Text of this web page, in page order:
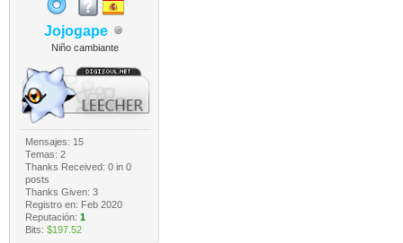
Jojogape
Niño cambiante
Mensajes: 15
Temas: 2
Thanks Received: 0in 0
posts
Thanks Given: 3
Registro en: Feb 2020
Reputación: 1
Bits: $197.52